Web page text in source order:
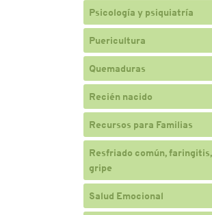
Psicología y psiquiatría
Puericultura
Quemaduras
Recién nacido
Recursos para Familias
Resfriado común,
gripe
Salud Emocional